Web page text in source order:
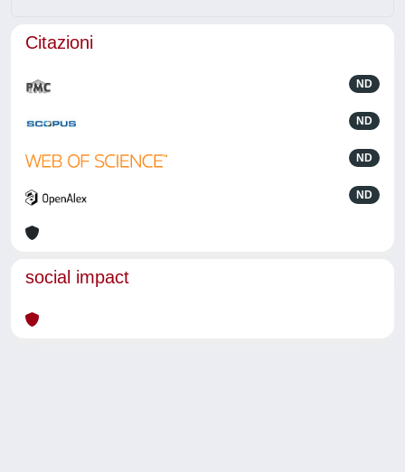
Citazioni
ND
ND
ND
ND
social impact